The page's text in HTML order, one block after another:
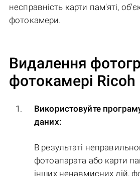
несправність карти пам'яті,
фотокамери.
Видалення
фотокамері Ricoh
Використовуйте
даних:
В результаті
фотоапарата або карти
інших ненавмисних дій,